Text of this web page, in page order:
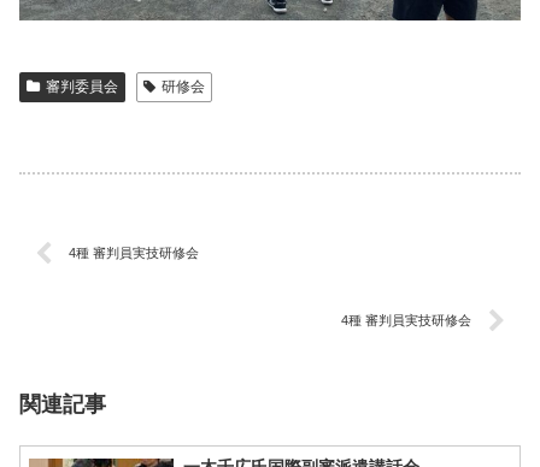
審判委員会 研修会
4種 審判員実技研修会
4種 審判員実技研修会
関連記事